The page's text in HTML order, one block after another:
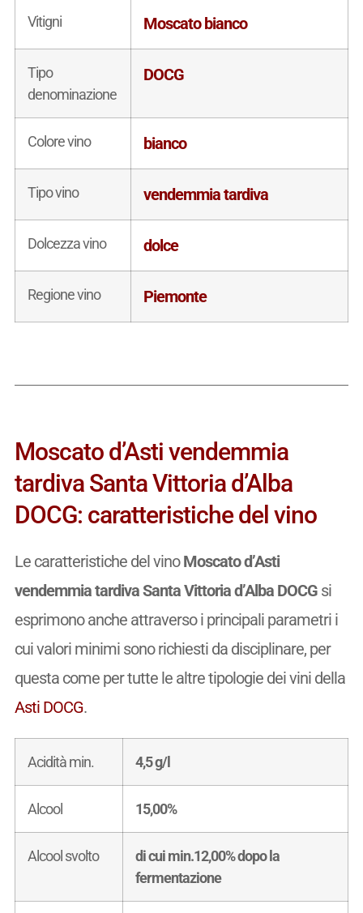
Vitigni Moscato bianco
Tipo
denominazione
DOCG
Colore vino bianco
Tipo vino vendemmia tardiva
Dolcezza vino dolce
Regione vino Piemonte
Moscato d’Asti vendemmia
tardiva Santa Vittoria d’Alba
DOCG: caratteristiche del vino
Le caratteristiche del vinoMoscato d’Asti
vendemmia tardiva Santa Vittoria d’Alba DOCGsi
esprimono anche attraverso i principali parametri i
cui valori minimi sono richiesti da disciplinare, per
questa come per tutte le altre tipologie dei vini della
Asti DOCG.
Acidità min. 4,5 g/l
Alcool 15,00%
Alcool svolto
di cui min.12,00% dopo la
fermentazione